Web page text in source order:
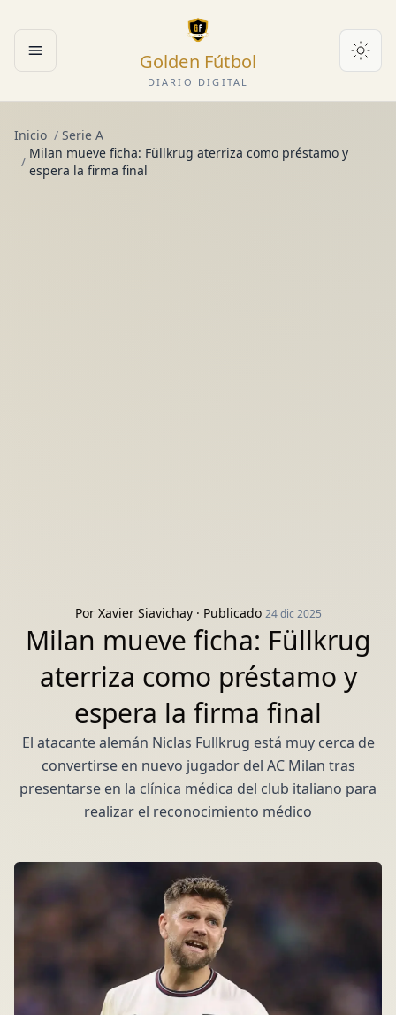
Abrir menú Golden Fútbol
DIARIO DIGITAL
Inicio / Serie A
/
Milan mueve ficha: Füllkrug aterriza como préstamo y
espera la firma final
Por Xavier Siavichay· Publicado 24 dic 2025
Milan mueve ficha: Füllkrug
aterriza como préstamo y
espera la firma final
El atacante alemán Niclas Fullkrug está muy cerca de
convertirse en nuevo jugador del AC Milan tras
presentarse en la clínica médica del club italiano para
realizar el reconocimiento médico